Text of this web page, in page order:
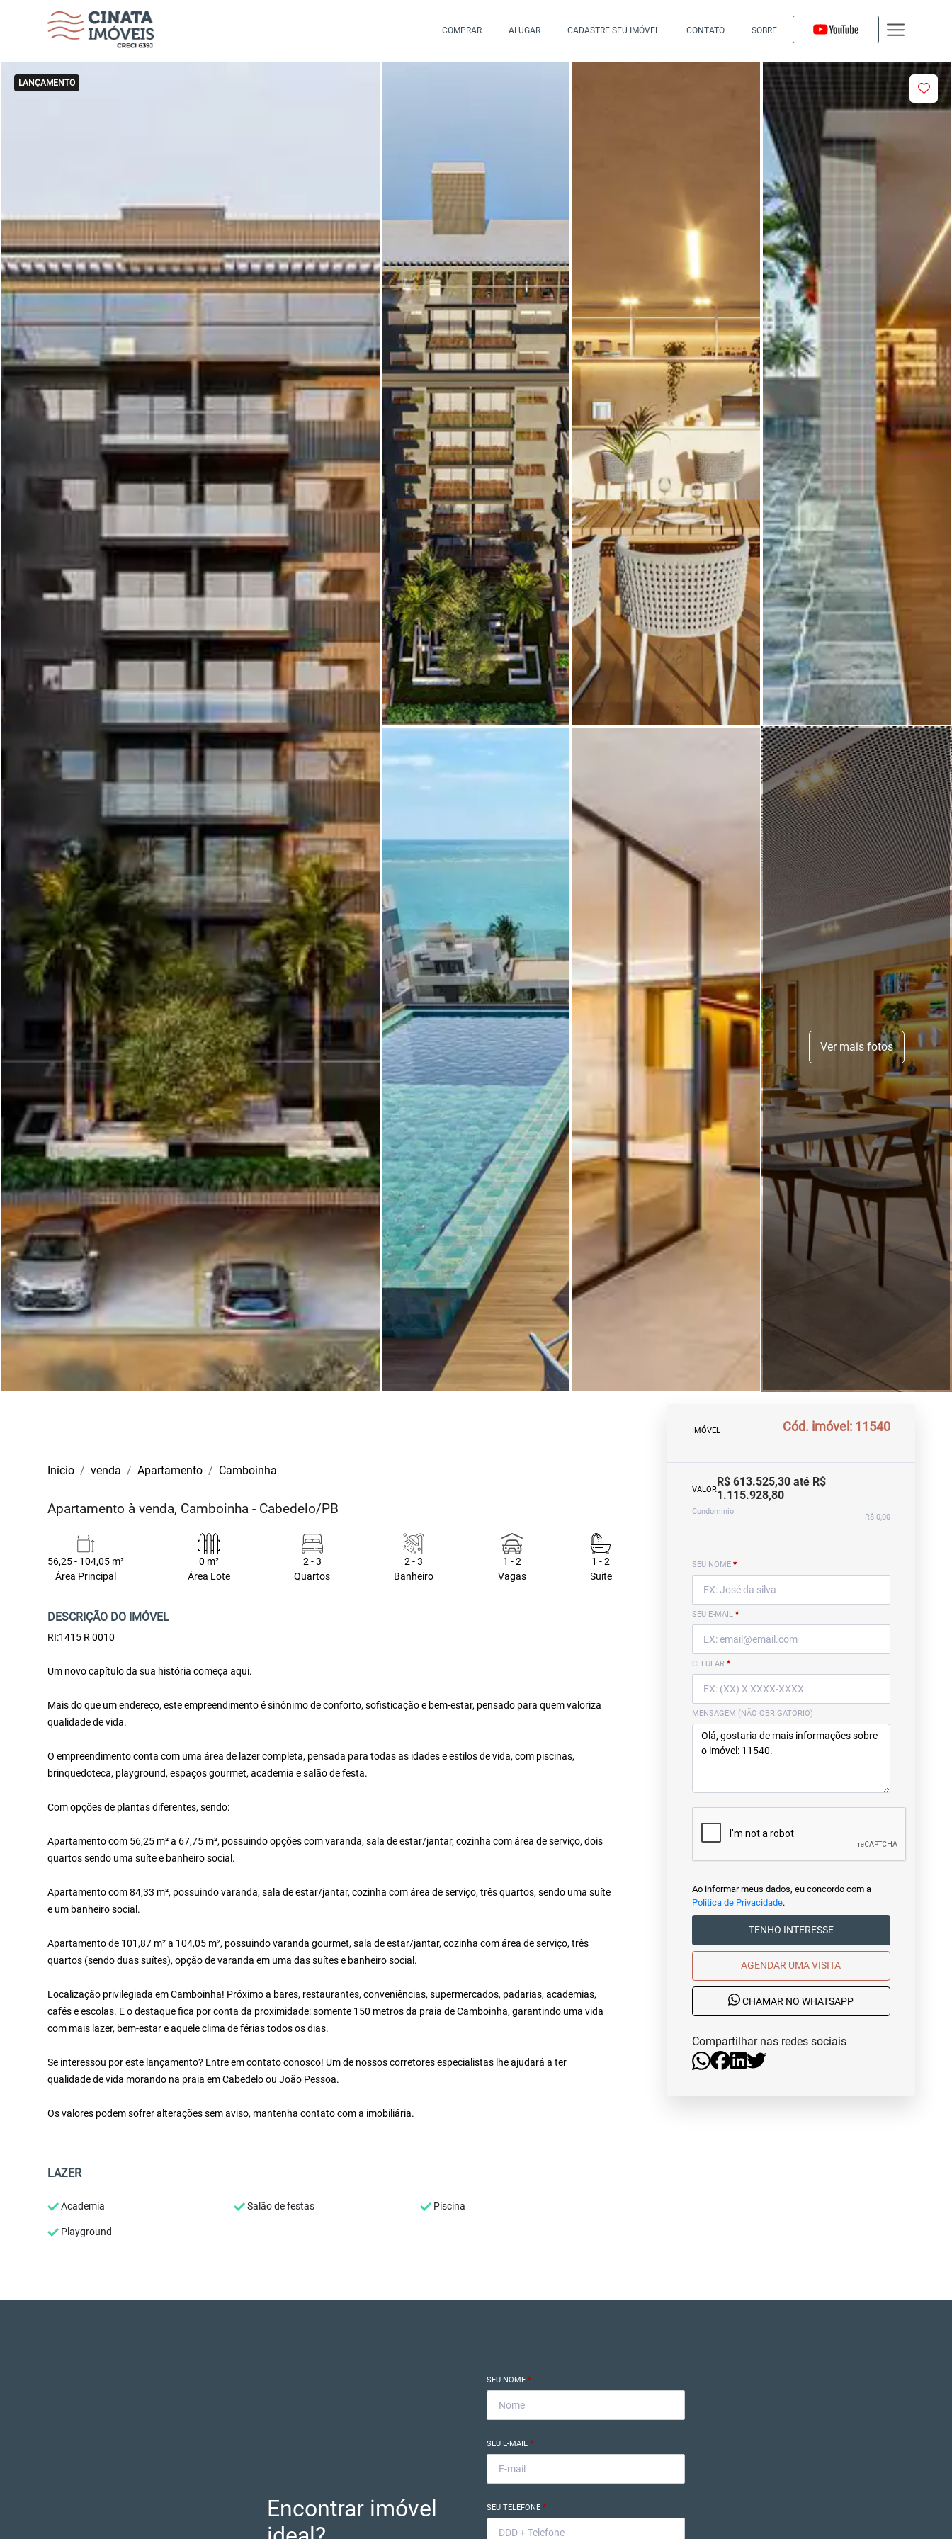
COMPRAR ALUGAR CADASTRE SEU IMÓVEL CONTATO SOBRE
LANÇAMENTO
Ver mais fotos
Início venda Apartamento Camboinha
Apartamento à venda, Camboinha - Cabedelo/PB
56,25 - 104,05 m²
Área Principal
0 m²
Área Lote
2 - 3
Quartos
2 - 3
Banheiro
1 - 2
Vagas
1 - 2
Suite
DESCRIÇÃO DO IMÓVEL
RI:1415 R 0010
Um novo capítulo da sua história começa aqui.
Mais do que um endereço, este empreendimento é sinônimo de conforto, sofisticação e bem-estar, pensado para quem valoriza
qualidade de vida.
O empreendimento conta com uma área de lazer completa, pensada para todas as idades e estilos de vida, com piscinas,
brinquedoteca, playground, espaços gourmet, academia e salão de festa.
Com opções de plantas diferentes, sendo:
Apartamento com 56,25 m² a 67,75 m², possuindo opções com varanda, sala de estar/jantar, cozinha com área de serviço, dois
quartos sendo uma suíte e banheiro social.
Apartamento com 84,33 m², possuindo varanda, sala de estar/jantar, cozinha com área de serviço, três quartos, sendo uma suíte
e um banheiro social.
Apartamento de 101,87 m² a 104,05 m², possuindo varanda gourmet, sala de estar/jantar, cozinha com área de serviço, três
quartos (sendo duas suítes), opção de varanda em uma das suítes e banheiro social.
Localização privilegiada em Camboinha! Próximo a bares, restaurantes, conveniências, supermercados, padarias, academias,
cafés e escolas. E o destaque fica por conta da proximidade: somente 150 metros da praia de Camboinha, garantindo uma vida
com mais lazer, bem-estar e aquele clima de férias todos os dias.
Se interessou por este lançamento? Entre em contato conosco! Um de nossos corretores especialistas lhe ajudará a ter
qualidade de vida morando na praia em Cabedelo ou João Pessoa.
Os valores podem sofrer alterações sem aviso, mantenha contato com a imobiliária.
LAZER
Academia Salão de festas Piscina
Playground
IMÓVEL Cód. imóvel: 11540
VALOR
R$ 613.525,30 até R$
1.115.928,80
Condomínio
R$ 0,00
SEU NOME *
SEU E-MAIL *
CELULAR *
MENSAGEM (NÃO OBRIGATÓRIO)
Ao informar meus dados, eu concordo com a
Política de Privacidade.
TENHO INTERESSE
AGENDAR UMA VISITA
CHAMAR NO WHATSAPP
Compartilhar nas redes sociais
Encontrar imóvel
SEU NOME *
SEU E-MAIL *
SEU TELEFONE *